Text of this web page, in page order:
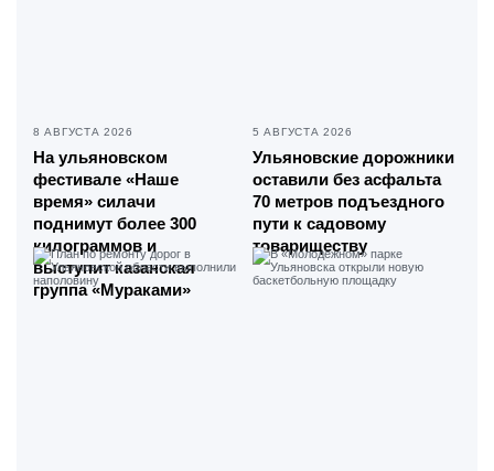
8 АВГУСТА 2026
На ульяновском
фестивале «Наше
время» силачи
поднимут более 300
килограммов и
выступит казанская
группа «Мураками»
5 АВГУСТА 2026
Ульяновские дорожники
оставили без асфальта
70 метров подъездного
пути к садовому
товариществу